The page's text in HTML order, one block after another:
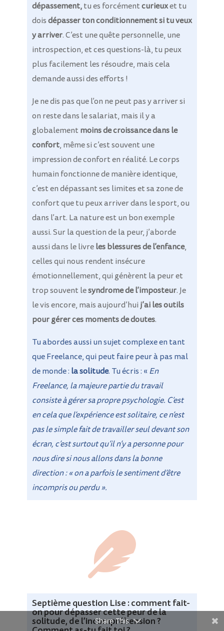
dépassement,tu es forcémentcurieuxet tu
doisdépasser ton conditionnement si tu veux
y arriver. C’est une quête personnelle, une
introspection, et ces questions-là, tu peux
plus facilement les résoudre, mais cela
demande aussi des efforts !
Je ne dis pas que l’on ne peut pas y arriver si
on reste dans le salariat, mais il y a
globalementmoins de croissance dans le
confort, même si c’est souvent une
impression de confort en réalité. Le corps
humain fonctionne de manière identique,
c’est en dépassant ses limites et sa zone de
confort que tu peux arriver dans le sport, ou
dans l’art. La nature est un bon exemple
aussi. Sur la question de la peur, j’aborde
aussi dans le livreles blessures de l’enfance,
celles qui nous rendent insécure
émotionnellement, qui génèrent la peur et
trop souvent lesyndrome de l’imposteur. Je
le vis encore, mais aujourd’hui j’ai les outils
pour gérer ces moments de doutes.
Tu abordes aussi un sujet complexe en tant
que Freelance, qui peut faire peur à pas mal
de monde : la solitude. Tu écris : «En
Freelance, la majeure partie du travail
consiste à gérer sa propre psychologie. C’est
en cela que l’expérience est solitaire, ce n’est
pas le simple fait de travailler seul devant son
écran, c’est surtout qu’il n’y a personne pour
nous dire si nous allons dans la bonne
direction : « on a parfois le sentiment d’être
incompris ou perdu ».

Septième question Lise : comment fait-
on pour dépasser cette peur de la
solitude, de l’incompréhension ?
Share This